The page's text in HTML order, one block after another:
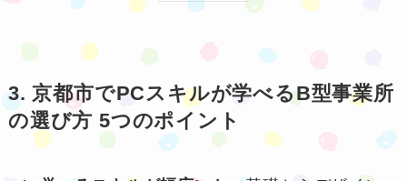
3. 京都市でPCスキルが学べるB型事業所
の選び方 5つのポイント